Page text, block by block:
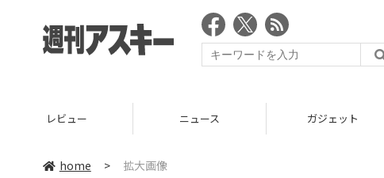
レビュー ニュース ガジェット
home > 拡大画像